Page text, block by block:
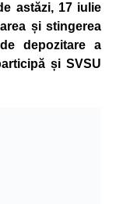
astăzi, 17 iulie
și stingerea
depozitare a
și SVSU